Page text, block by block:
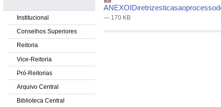
Institucional
Conselhos Superiores
Reitoria
Vice-Reitoria
Pró-Reitorias
Arquivo Central
Biblioteca Central
— 170 KB